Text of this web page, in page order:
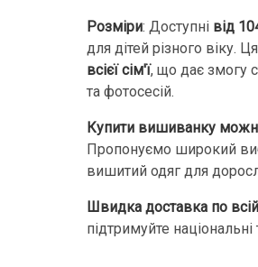
Розміри: Доступні від
для дітей різного віку.
всієї сім'ї, що дає змогу
та фотосесій.
Купити вишиванку
Пропонуємо широкий
вишитий одяг для
Швидка доставка по всій
підтримуйте національні